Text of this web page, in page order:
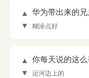
▲
▼
华为带出来的
糊涂点好
▲
▼
你每天说的这
运河边上的